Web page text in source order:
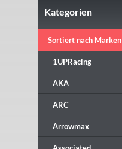
Kategorien
Sortiert nach Marken
1UPRacing
AKA
ARC
Arrowmax